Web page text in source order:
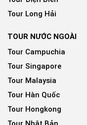
Tour Long Hải
TOUR NƯỚC NGOÀI
Tour Campuchia
Tour Singapore
Tour Malaysia
Tour Hàn Quốc
Tour Hongkong